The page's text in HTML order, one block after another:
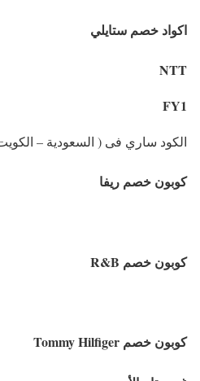
اكواد خصم ستايلي
NTT
FY1
الكود ساري فى ( السعودية –
كوبون خصم ريفا
كوبون خصم R&B
كوبون خصم Tommy Hilfiger